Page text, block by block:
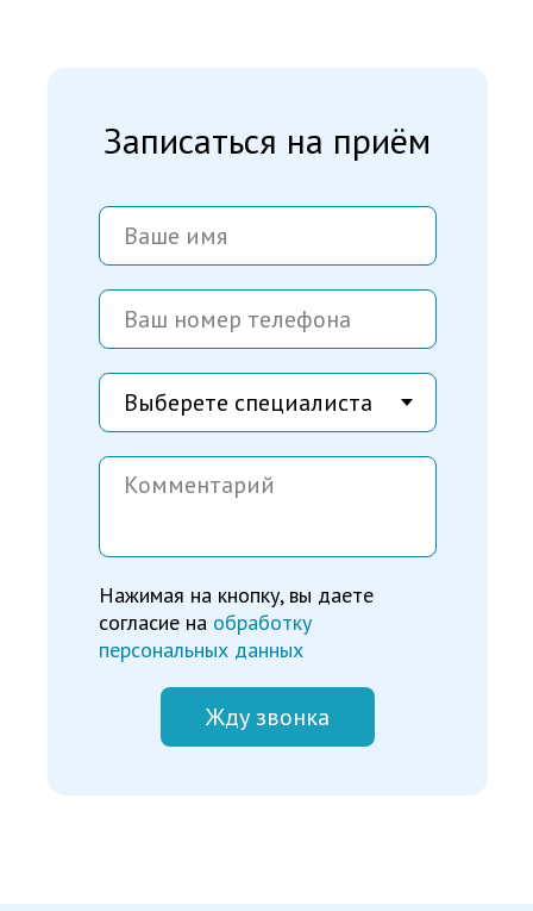
Записаться на приём
Нажимая на кнопку, вы даете
согласие на обработку
персональных данных
Жду звонка